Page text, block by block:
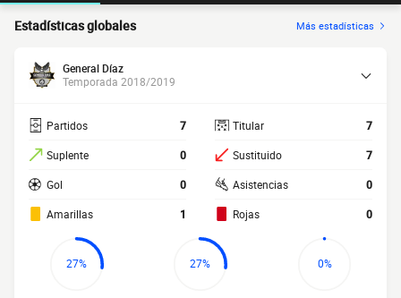
Estadísticas globales Más estadísticas
General Díaz
Temporada 2018/2019
Partidos 7
Suplente 0
Gol 0
Amarillas 1
Titular 7
Sustituido 7
Asistencias 0
Rojas 0
27% 27% 0%